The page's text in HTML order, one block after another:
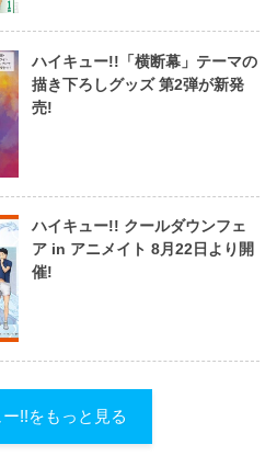
ハイキュー!!「横断幕」テーマの
描き下ろしグッズ 第2弾が新発
売!
ハイキュー!! クールダウンフェ
ア in アニメイト 8月22日より開
催!
!!をもっと見る